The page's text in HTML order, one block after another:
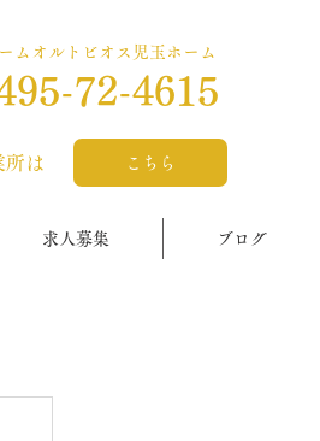
ムオルトビオス児玉ホーム
72-4615
所は こちら
求人募集 ブログ